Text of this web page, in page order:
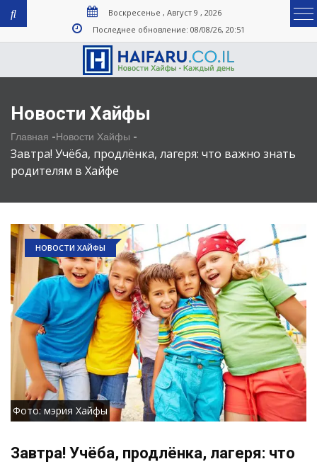
Воскресенье , Август 9 , 2026
Последнее обновление: 08/08/26, 20:51
Новости Хайфы
Главная -Новости Хайфы -
Завтра! Учёба, продлёнка, лагеря: что важно знать
родителям в Хайфе
НОВОСТИ ХАЙФЫ
Фото: мэрия Хайфы
Завтра! Учёба, продлёнка, лагеря: что